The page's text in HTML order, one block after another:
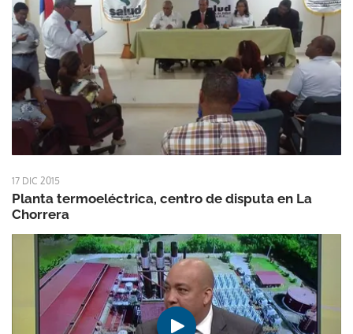
17 DIC 2015
Planta termoeléctrica, centro de disputa en La
Chorrera